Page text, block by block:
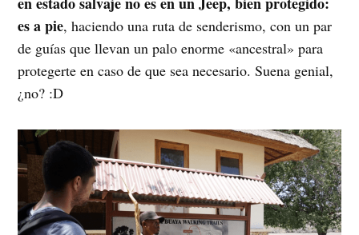
es a pie, haciendo una ruta de senderismo, con un par
de guías que llevan un palo enorme «ancestral» para
protegerte en caso de que sea necesario. Suena genial,
¿no? :D